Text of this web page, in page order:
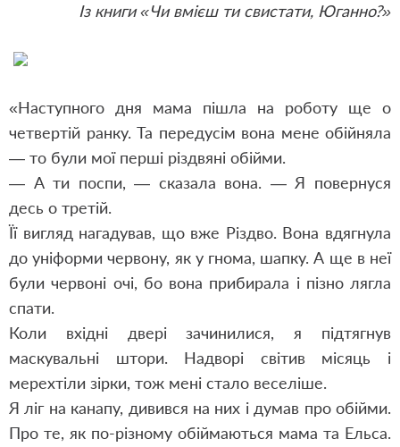
Із книги «Чи вмієш ти свистати, Юганно?»
«Наступного дня мама пішла на роботу ще о
четвертій ранку. Та передусім вона мене обійняла
— то були мої перші різдвяні обійми.
— А ти поспи, — сказала вона. — Я повернуся
десь о третій.
Її вигляд нагадував, що вже Різдво. Вона вдягнула
до уніформи червону, як у гнома, шапку. А ще в неї
були червоні очі, бо вона прибирала і пізно лягла
спати.
Коли вхідні двері зачинилися, я підтягнув
маскувальні штори. Надворі світив місяць і
мерехтіли зірки, тож мені стало веселіше.
Я ліг на канапу, дивився на них і думав про обійми.
Про те, як по-різному обіймаються мама та Ельса.